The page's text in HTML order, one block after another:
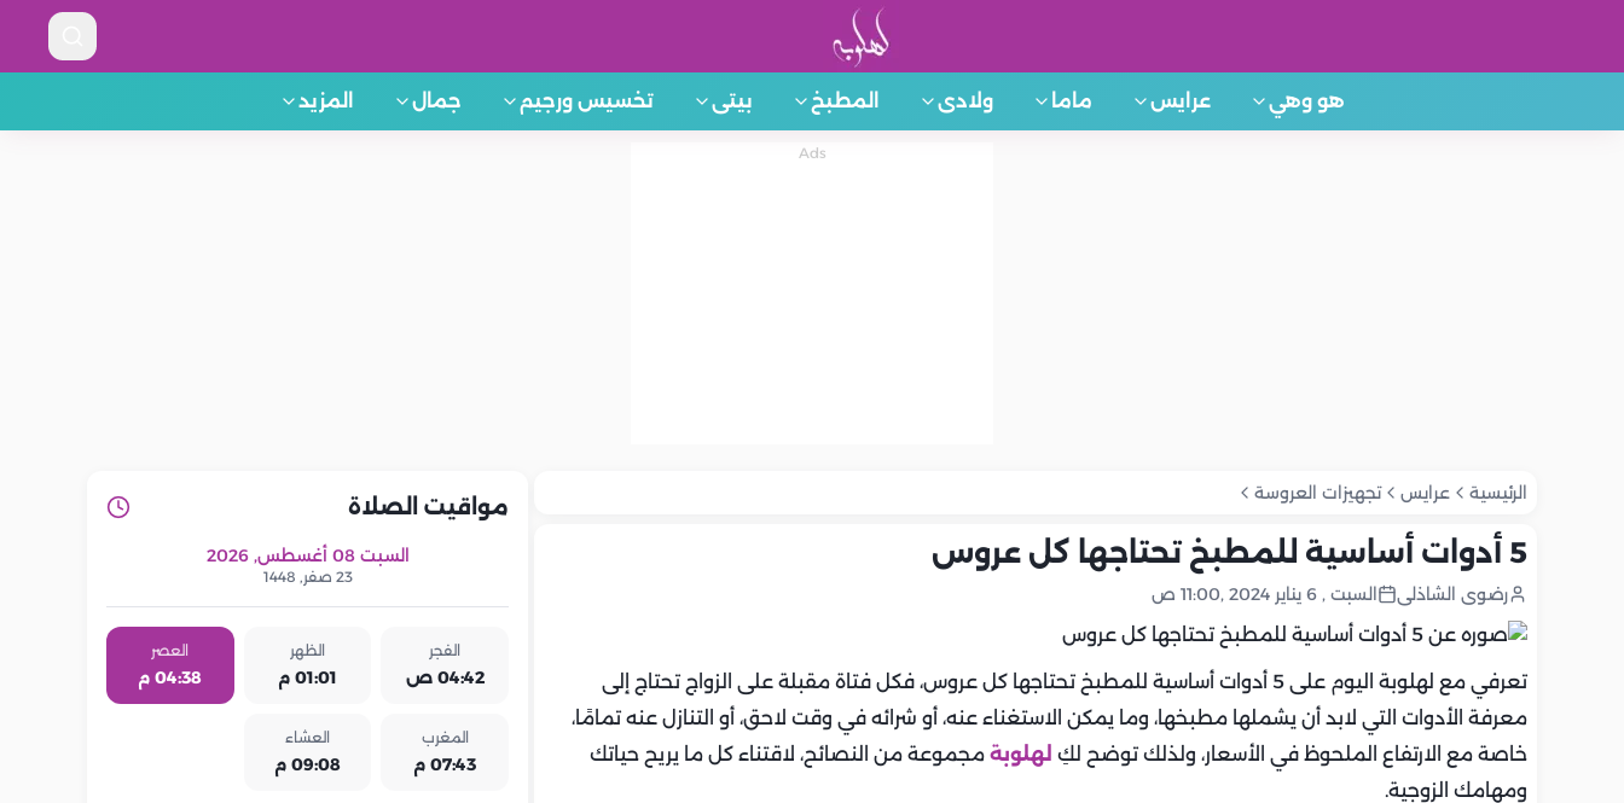
هو وهي عرايس ماما ولادى المطبخ بيتى تخسيس ورجيم جمال المزيد
الرئيسية عرايس تجهيزات العروسة
5 أدوات أساسية للمطبخ تحتاجها كل عروس
رضوى الشاذلى السبت , 6 يناير 2024 ,11:00 ص
تعرفي مع لهلوبة اليوم على 5 أدوات أساسية للمطبخ تحتاجها كل عروس، فكل فتاة مقبلة على الزواج تحتاج إلى
معرفة الأدوات التي لابد أن يشملها مطبخها، وما يمكن الاستغناء عنه، أو شرائه في وقت لاحق، أو التنازل عنه تمامًا،
خاصة مع الارتفاع الملحوظ في الأسعار، ولذلك توضح لكِ لهلوبة مجموعة من النصائح، لاقتناء كل ما يريح حياتك
ومهامك الزوجية.
مواقيت الصلاة
السبت 08 أغسطس, 2026
23 صفر, 1448
الفجر
04:42 ص
الظهر
01:01 م
العصر
04:38 م
المغرب
07:43 م
العشاء
09:08 م